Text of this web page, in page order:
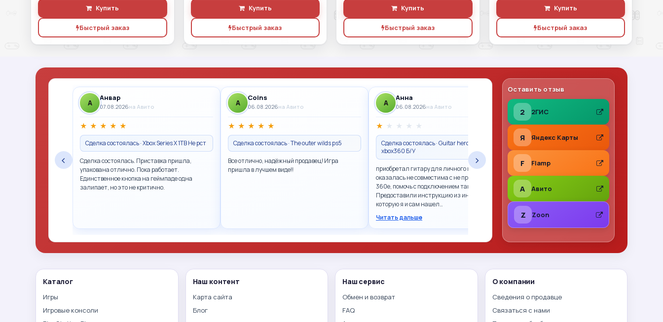
Купить
Быстрый заказ
Купить
Быстрый заказ
Купить
Быстрый заказ
Купить
Быстрый заказ
‹
A
Анвар
07.08.2026на Авито
★ ★ ★ ★ ★
Сделка состоялась · Xbox Series X 1TB Не рст
Сделка состоялась. Приставка пришла,
упакована отлично. Пока работает.
Единственное кнопка на геймпаде одна
залипает, но это не критично.
A
Coins
06.08.2026на Авито
★ ★ ★ ★ ★
Сделка состоялась · The outer wilds ps5
Все отлично, надёжный продавец! Игра
пришла в лучшем виде!!
A
Анна
06.08.2026на Авито
★ ★ ★ ★ ★
Сделка состоялась · Guitar hero гитара
xbox360 Б/У
приобретал гитару для личного пользования,
оказалась не совместима с не прошитым xbox
360e, помочь с подключением так и не смогли.
Предоставили инструкцию из интернета,
которую я и сам нашел…
Читать дальше
Владимир Леонов
★ ★ ★ ★ ★
Сделка состоялась · Call of Duty 2: Big Red
One PS2 (sles-53415) (Англ
Все отлично. Фото перед отправкой, хорошо
упаковано. Рекомендую
›
Оставить отзыв
2 2ГИС
Я Яндекс Карты
F Flamp
A Авито
Z Zoon
Каталог
Игры
Игровые консоли
Наш контент
Карта сайта
Блог
Наш сервис
Обмен и возврат
FAQ
О компании
Сведения о продавце
Связаться с нами